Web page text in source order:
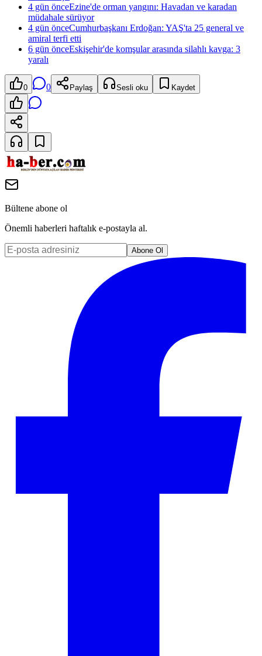
4 gün önceEzine'de orman yangını: Havadan ve karadan
müdahale sürüyor
4 gün önceCumhurbaşkanı Erdoğan: YAŞ'ta 25 general ve
amiral terfi etti
6 gün önceEskişehir'de komşular arasında silahlı kavga: 3
yaralı
0 0 Paylaş Sesli oku Kaydet
Bültene abone ol
Önemli haberleri haftalık e-postayla al.
Abone Ol